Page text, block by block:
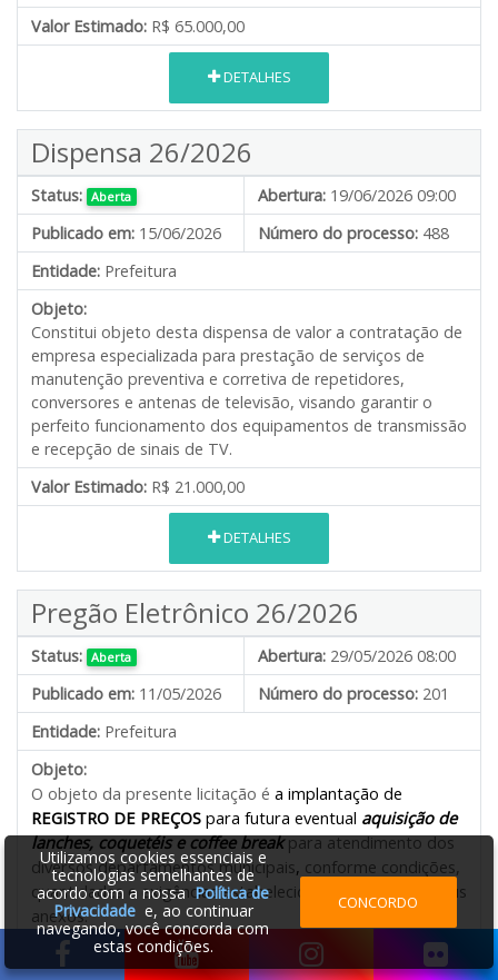
Valor Estimado: R$ 65.000,00
DETALHES
Dispensa 26/2026
Status: Aberta Abertura: 19/06/2026 09:00
Publicado em: 15/06/2026 Número do processo: 488
Entidade: Prefeitura
Objeto:
Constitui objeto desta dispensa de valor a contratação de
empresa especializada para prestação de serviços de
manutenção preventiva e corretiva de repetidores,
conversores e antenas de televisão, visando garantir o
perfeito funcionamento dos equipamentos de transmissão
e recepção de sinais de TV.
Valor Estimado: R$ 21.000,00
DETALHES
Pregão Eletrônico 26/2026
Status: Aberta Abertura: 29/05/2026 08:00
Publicado em: 11/05/2026 Número do processo: 201
Entidade: Prefeitura
Objeto:
O objeto da presente licitação é a implantação de
REGISTRO DE PREÇOS para futura eventual aquisição de
lanches, coquetéis e coffee breakpara atendimento dos
diversos departamentos municipais, conforme condições,
quantidades e exigências estabelecidas neste Edital e seus
anexos.
Valor Estimado:R$ 394.765,00
Utilizamos cookies essenciais e
tecnologias semelhantes de
acordo com a nossaPolítica de
Privacidadee, ao continuar
navegando, você concorda com
estas condições.
CONCORDO